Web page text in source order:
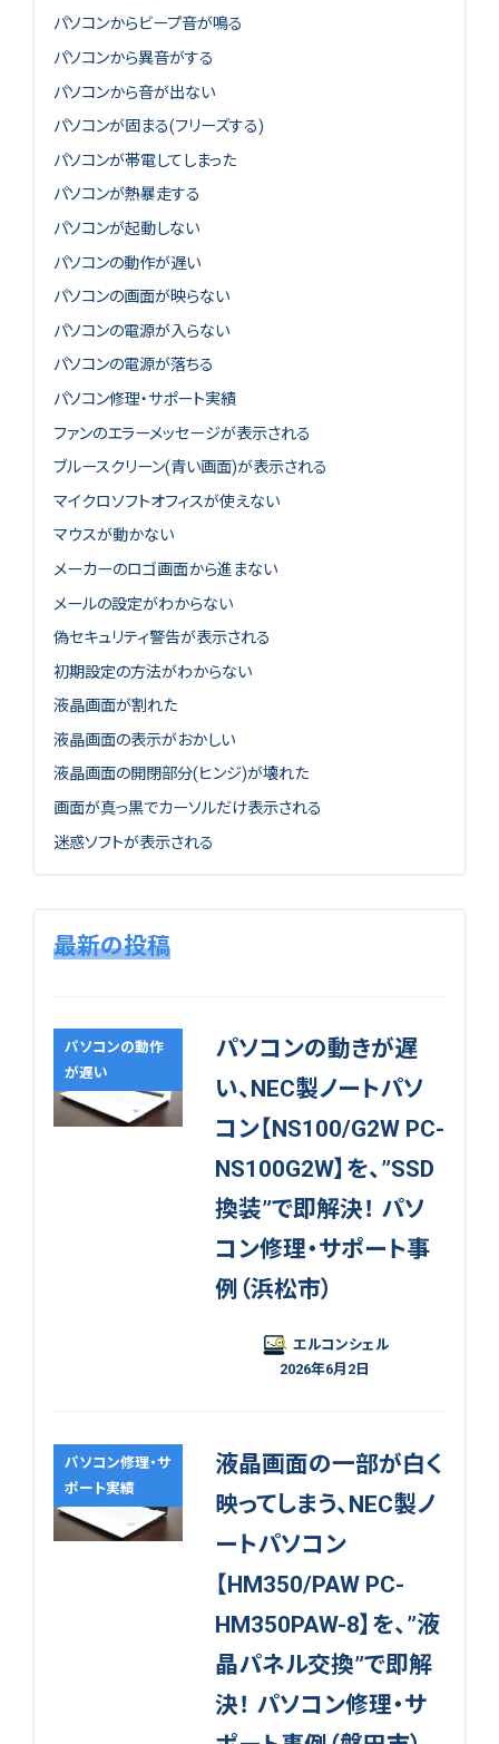
パソコンからビープ音が鳴る
パソコンから異音がする
パソコンから音が出ない
パソコンが固まる(フリーズする)
パソコンが帯電してしまった
パソコンが熱暴走する
パソコンが起動しない
パソコンの動作が遅い
パソコンの画面が映らない
パソコンの電源が入らない
パソコンの電源が落ちる
パソコン修理・サポート実績
ファンのエラーメッセージが表示される
ブルースクリーン(青い画面)が表示される
マイクロソフトオフィスが使えない
マウスが動かない
メーカーのロゴ画面から進まない
メールの設定がわからない
偽セキュリティ警告が表示される
初期設定の方法がわからない
液晶画面が割れた
液晶画面の表示がおかしい
液晶画面の開閉部分(ヒンジ)が壊れた
画面が真っ黒でカーソルだけ表示される
迷惑ソフトが表示される
最新の投稿
パソコンの動作
が遅い
パソコンの動きが遅
い、NEC製ノートパソ
コン【NS100/G2W PC-
NS100G2W】を、”SSD
換装”で即解決！ パソ
コン修理・サポート事
例（浜松市）
エルコンシェル
2026年6月2日
パソコン修理・サ
ポート実績
液晶画面の一部が白く
映ってしまう、NEC製ノ
ートパソコン
【HM350/PAW PC-
HM350PAW-8】を、”液
晶パネル交換”で即解
決！ パソコン修理・サ